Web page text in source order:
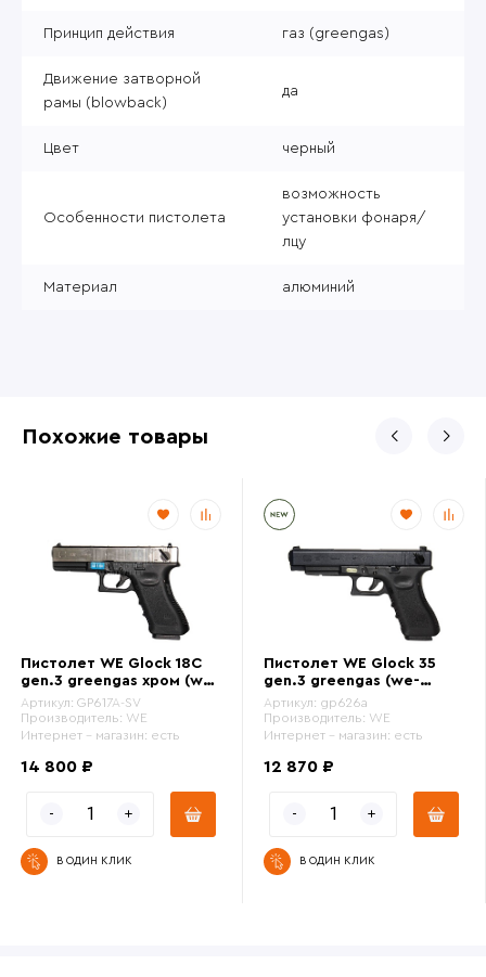
Принцип действия газ (greengas)
Движение затворной
рамы (blowback)
да
Цвет черный
Особенности пистолета
возможность
установки фонаря/
лцу
Материал алюминий
Похожие товары
Пистолет WE Glock 18C
gen.3 greengas хром (we-
g002a-sv)
Артикул: GP617A-SV
Производитель: WE
Интернет - магазин: есть
14 800 ₽
В ОДИН КЛИК
Пистолет WE Glock 35
gen.3 greengas (we-
g009a-bk)
Артикул: gp626a
Производитель: WE
Интернет - магазин: есть
12 870 ₽
В ОДИН КЛИК